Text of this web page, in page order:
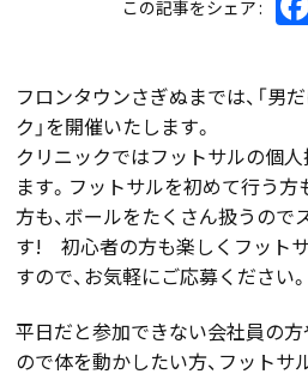
この記事をシェア
フロンタウンさぎぬまでは、「男
ク」を開催いたします。
クリニックではフットサルの個人
ます。フットサルを初めて行う方
方も、ボールをたくさん扱うので
す! 初心者の方も楽しくフット
すので、お気軽にご応募ください。
平日だと参加できない会社員の方
ので体を動かしたい方、フットサ